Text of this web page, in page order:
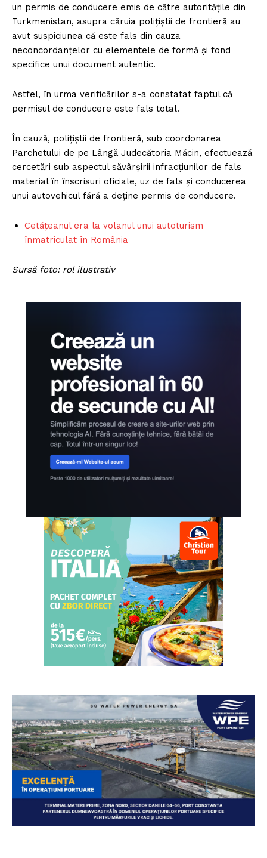
un permis de conducere emis de către autoritățile din
Turkmenistan, asupra căruia polițiștii de frontieră au
avut suspiciunea că este fals din cauza
neconcordanțelor cu elementele de formă și fond
specifice unui document autentic.
Astfel, în urma verificărilor s-a constatat faptul că
permisul de conducere este fals total.
În cauză, polițiștii de frontieră, sub coordonarea
Parchetului de pe Lângă Judecătoria Măcin, efectuează
cercetări sub aspectul săvârșirii infracțiunilor de fals
material în înscrisuri oficiale, uz de fals și conducerea
unui autovehicul fără a deține permis de conducere.
Cetățeanul era la volanul unui autoturism
înmatriculat în România
Sursă foto: rol ilustrativ